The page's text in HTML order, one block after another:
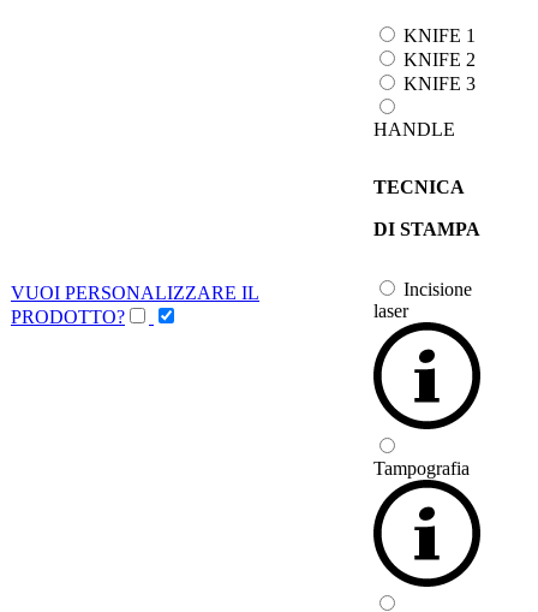
VUOI PERSONALIZZARE IL
PRODOTTO?
KNIFE 1
KNIFE 2
KNIFE 3
HANDLE
TECNICA
DI STAMPA
Incisione
laser
Tampografia